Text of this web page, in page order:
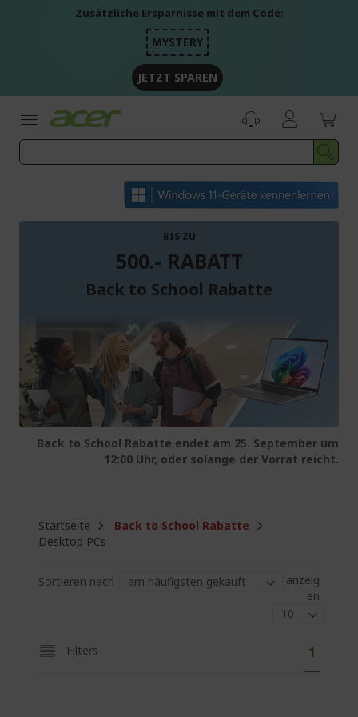
Zusätzliche Ersparnisse mit dem Code:
MYSTERY
JETZT SPAREN
BIS ZU
500.- RABATT
Back to School Rabatte
Back to School Rabatte endet am 25. September um
12:00 Uhr, oder solange der Vorrat reicht.
Startseite
Back to School Rabatte
Desktop PCs
Sortieren nach
anzeig
en
Filters
i
S
i
1